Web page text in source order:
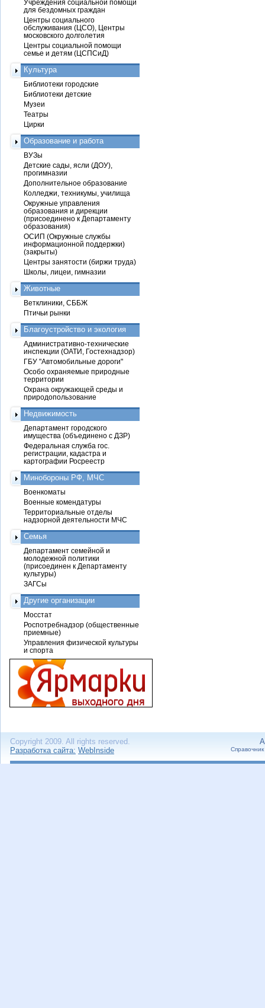
Учреждения социальной помощи
для бездомных граждан
Центры социального
обслуживания (ЦСО), Центры
московского долголетия
Центры социальной помощи
семье и детям (ЦСПСиД)
Культура
Библиотеки городские
Библиотеки детские
Музеи
Театры
Цирки
Образование и работа
ВУЗы
Детские сады, ясли (ДОУ),
прогимназии
Дополнительное образование
Колледжи, техникумы, училища
Окружные управления
образования и дирекции
(присоединено к Департаменту
образования)
ОСИП (Окружные службы
информационной поддержки)
(закрыты)
Центры занятости (биржи труда)
Школы, лицеи, гимназии
Животные
Ветклиники, СББЖ
Птичьи рынки
Благоустройство и экология
Административно-технические
инспекции (ОАТИ, Гостехнадзор)
ГБУ "Автомобильные дороги"
Особо охраняемые природные
территории
Охрана окружающей среды и
природопользование
Недвижимость
Департамент городского
имущества (объединено с ДЗР)
Федеральная служба гос.
регистрации, кадастра и
картографии Росреестр
Минобороны РФ, МЧС
Военкоматы
Военные комендатуры
Территориальные отделы
надзорной деятельности МЧС
Семья
Департамент семейной и
молодежной политики
(присоединен к Департаменту
культуры)
ЗАГСы
Другие организации
Мосстат
Роспотребнадзор (общественные
приемные)
Управления физической культуры
и спорта
Copyright 2009. All rights reserved.
Разработка сайта: WebInside